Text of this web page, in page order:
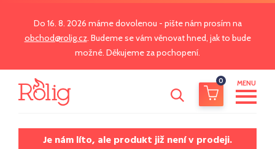
Do 16. 8. 2026 máme dovolenou - pište nám prosím na
obchod@rolig.cz. Budeme se vám věnovat hned, jak to bude
možné. Děkujeme za pochopení.
0 MENU
Je nám líto, ale produkt již není v prodeji.